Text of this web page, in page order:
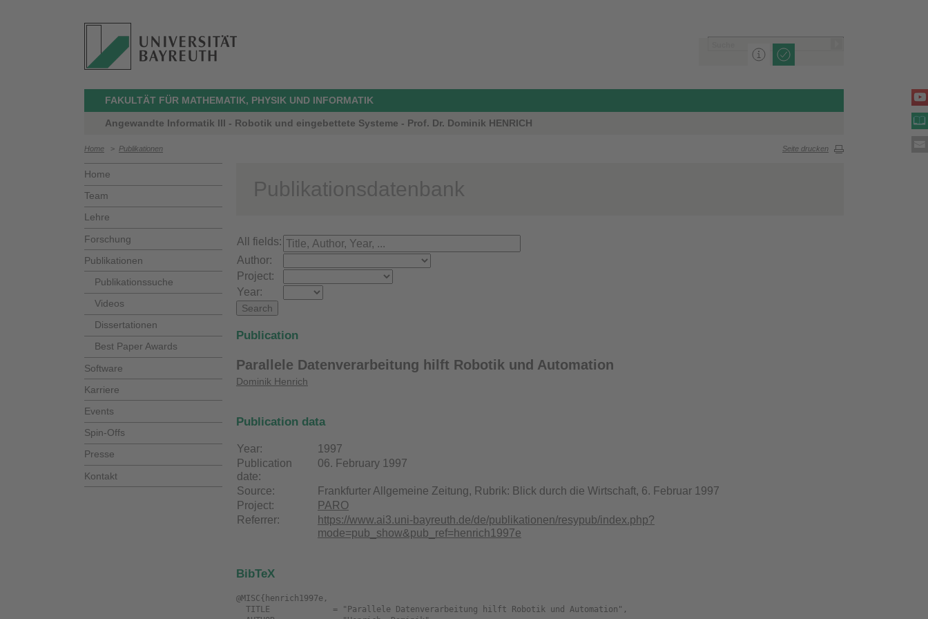
FAKULTÄT FÜR MATHEMATIK, PHYSIK UND INFORMATIK
Angewandte Informatik III - Robotik und eingebettete Systeme - Prof. Dr. Dominik HENRICH
Home > Publikationen Seite drucken
Home
Team
Lehre
Forschung
Publikationen
Publikationssuche
Videos
Dissertationen
Best Paper Awards
Software
Karriere
Events
Spin-Offs
Presse
Kontakt
Publikationsdatenbank
All fields:
Author:
Project:
Year:
Publication
Parallele Datenverarbeitung hilft Robotik und Automation
Dominik Henrich
Publication data
Year:
1997
Publication
date:
06. February 1997
Source:
Frankfurter Allgemeine Zeitung, Rubrik: Blick durch die Wirtschaft, 6. Februar 1997
Project:
PARO
Referrer:
https://www.ai3.uni-bayreuth.de/de/publikationen/resypub/index.php?
mode=pub_show&pub_ref=henrich1997e
BibTeX
@MISC{henrich1997e,